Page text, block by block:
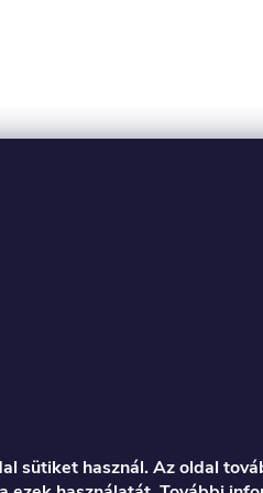
sütiket használ. Az oldal